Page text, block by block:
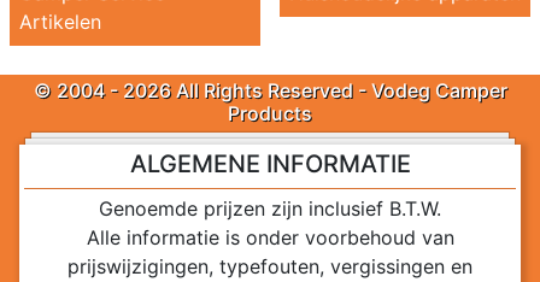
Artikelen
© 2004 - 2026 All Rights Reserved - Vodeg Camper
Products
ALGEMENE INFORMATIE
Genoemde prijzen zijn inclusief B.T.W.
Alle informatie is onder voorbehoud van
prijswijzigingen, typefouten, vergissingen en